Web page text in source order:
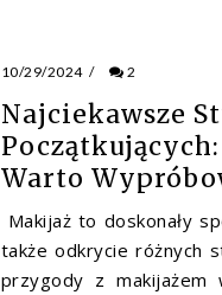
10/29/2024 / 2
Najciekawsze
Warto
Makijaż to doskonały
także odkrycie różnych
przygody z makijażem